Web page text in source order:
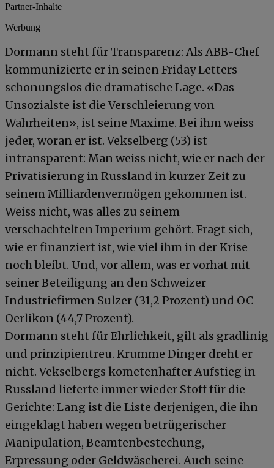
Partner-Inhalte
Werbung
Dormann steht für Transparenz: Als ABB-Chef
kommunizierte er in seinen Friday Letters
schonungslos die dramatische Lage. «Das
Unsozialste ist die Verschleierung von
Wahrheiten», ist seine Maxime. Bei ihm weiss
jeder, woran er ist. Vekselberg (53) ist
intransparent: Man weiss nicht, wie er nach der
Privatisierung in Russland in kurzer Zeit zu
seinem Milliardenvermögen gekommen ist.
Weiss nicht, was alles zu seinem
verschachtelten Imperium gehört. Fragt sich,
wie er finanziert ist, wie viel ihm in der Krise
noch bleibt. Und, vor allem, was er vorhat mit
seiner Beteiligung an den Schweizer
Industriefirmen Sulzer (31,2 Prozent) und OC
Oerlikon (44,7 Prozent).
Dormann steht für Ehrlichkeit, gilt als gradlinig
und prinzipientreu. Krumme Dinger dreht er
nicht. Vekselbergs kometenhafter Aufstieg in
Russland lieferte immer wieder Stoff für die
Gerichte: Lang ist die Liste derjenigen, die ihn
eingeklagt haben wegen betrügerischer
Manipulation, Beamtenbestechung,
Erpressung oder Geldwäscherei. Auch seine